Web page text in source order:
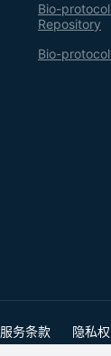
Bio-
Repository
Bio-
服务条款 隐私权